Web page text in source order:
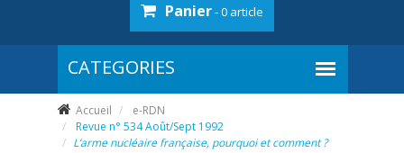
Panier- 0 article
Accueil
e-RDN
Revue n° 534 Août/Sept 1992
L’arme nucléaire française, pourquoi et comment ?